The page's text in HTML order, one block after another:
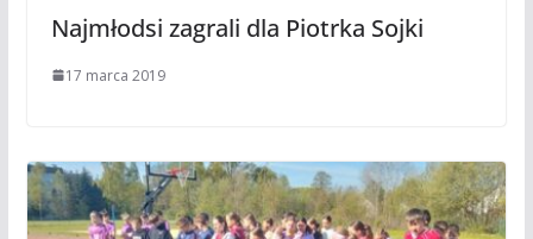
Najmłodsi zagrali dla Piotrka Sojki
17 marca 2019